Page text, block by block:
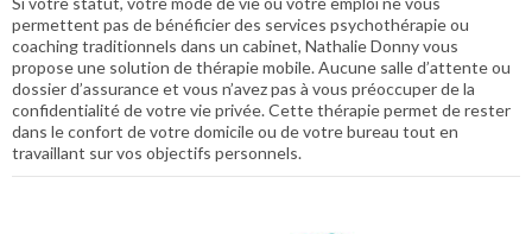
permettent pas de bénéficier des services psychothérapie ou
coaching traditionnels dans un cabinet, Nathalie Donny vous
propose une solution de thérapie mobile. Aucune salle d’attente ou
dossier d’assurance et vous n’avez pas à vous préoccuper de la
confidentialité de votre vie privée. Cette thérapie permet de rester
dans le confort de votre domicile ou de votre bureau tout en
travaillant sur vos objectifs personnels.